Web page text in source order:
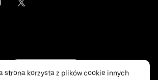
strona korzysta z plików cookie innych